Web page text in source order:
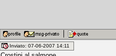
Inviato: 07-06-2007 14:11